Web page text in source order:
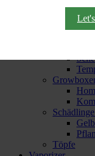
Erde |
Töpfe